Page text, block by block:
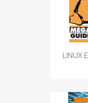
LINUX